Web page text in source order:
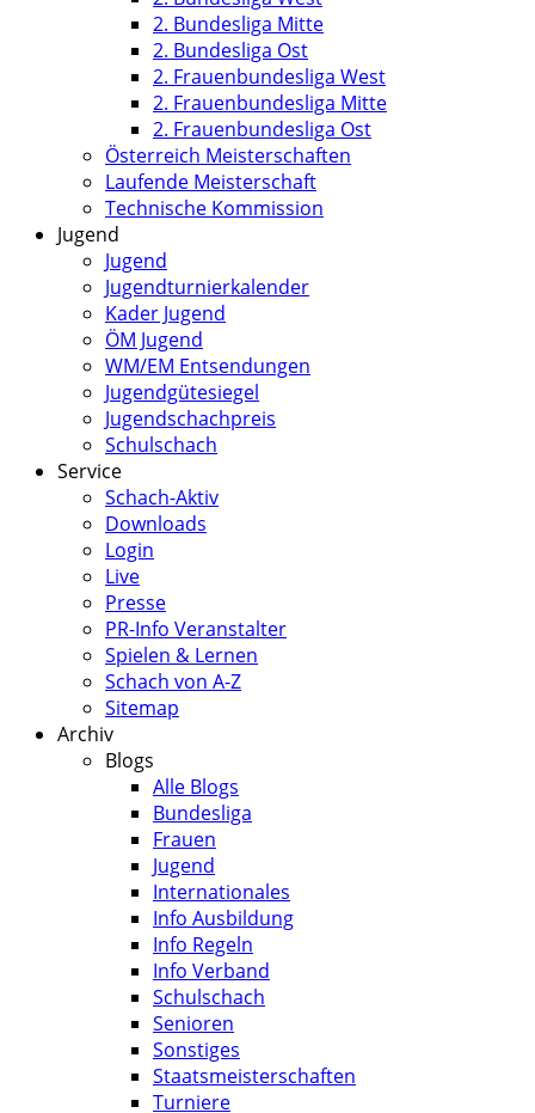
2. Bundesliga Mitte
2. Bundesliga Ost
2. Frauenbundesliga West
2. Frauenbundesliga Mitte
2. Frauenbundesliga Ost
Österreich Meisterschaften
Laufende Meisterschaft
Technische Kommission
Jugend
Jugend
Jugendturnierkalender
Kader Jugend
ÖM Jugend
WM/EM Entsendungen
Jugendgütesiegel
Jugendschachpreis
Schulschach
Service
Schach-Aktiv
Downloads
Login
Live
Presse
PR-Info Veranstalter
Spielen & Lernen
Schach von A-Z
Sitemap
Archiv
Blogs
Alle Blogs
Bundesliga
Frauen
Jugend
Internationales
Info Ausbildung
Info Regeln
Info Verband
Schulschach
Senioren
Sonstiges
Staatsmeisterschaften
Turniere